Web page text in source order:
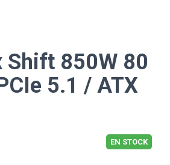
Shift 850W 80
5.1 / ATX
EN STOCK